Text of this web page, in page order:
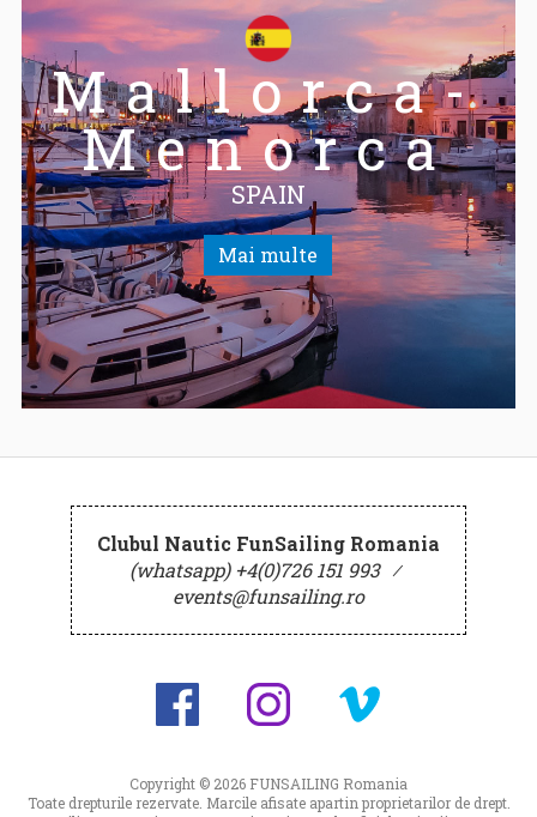
Mallorca-
Menorca
SPAIN
Mai multe
Clubul Nautic FunSailing Romania
(whatsapp) +4(0)726 151 993 ⁄
events@funsailing.ro
Copyright © 2026 FUNSAILING Romania
Toate drepturile rezervate. Marcile afisate apartin proprietarilor de drept.